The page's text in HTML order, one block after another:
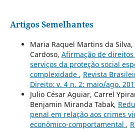
Artigos Semelhantes
Maria Raquel Martins da Silva,
Cardoso, Afirmação de
serviços da proteção social
complexidade , Revista
Direito: v. 4 n. 2: maio/ago.
Julio César Aguiar, Carrel
Benjamin Miranda Tabak,
penal em relação aos crimes
econômico-comportamental ,